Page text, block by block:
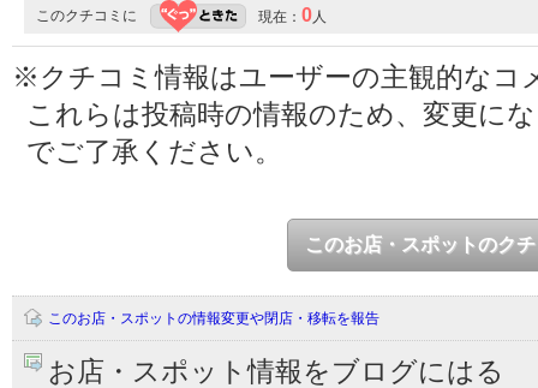
このクチコミに 現在： 0人
※クチコミ情報はユーザーの主観的なコ
これらは投稿時の情報のため、変更に
でご了承ください。
このお店・スポットのク
このお店・スポットの情報変更や閉店・移転を報告
お店・スポット情報をブログにはる